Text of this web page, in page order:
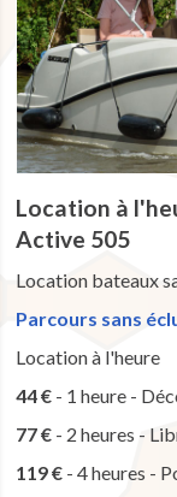
Location à
Active 505
Location bateaux
Parcours sans
Location à l'heure
44 € - 1 heure -
77 € - 2 heures -
119 € - 4 heures -